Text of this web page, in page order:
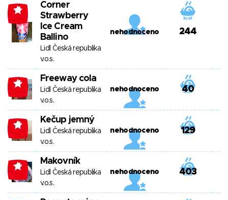
-4
Corner
Strawberry
Ice Cream
Ballino
Lidl Česká republika
v.o.s.
nehodnoceno 244
-4 Freeway cola
Lidl Česká republika
v.o.s.
nehodnoceno 40
-4 Kečup jemný
Lidl Česká republika
v.o.s.
nehodnoceno 129
-4 Makovník
Lidl Česká republika
v.o.s.
nehodnoceno 403